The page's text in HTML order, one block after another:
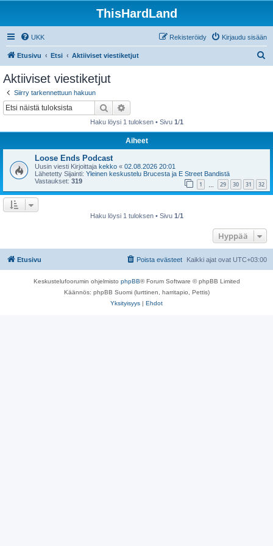
ThisHardLand
UKK Kirjaudu sisään
Rekisteröidy
Etusivu Etsi Aktiiviset viestiketjut
Aktiiviset viestiketjut
Siirry tarkennettuun hakuun
Etsi
Haku löysi 1 tuloksen • Sivu 1/1
Aiheet
Loose Ends Podcast
Uusin viesti Kirjoittaja kekko « 02.08.2026 20:01
Lähetetty Sijainti: Yleinen keskustelu Brucesta ja E Street Bandistä
Vastaukset: 319 1 29 30 31 32
Haku löysi 1 tuloksen • Sivu 1/1
Hyppää
Etusivu Kaikki ajat ovat UTC+03:00
Poista evästeet
Keskustelufoorumin ohjelmisto phpBB® Forum Software © phpBB Limited
Käännös: phpBB Suomi (lurttinen, harritapio, Pettis)
Yksityisyys | Ehdot